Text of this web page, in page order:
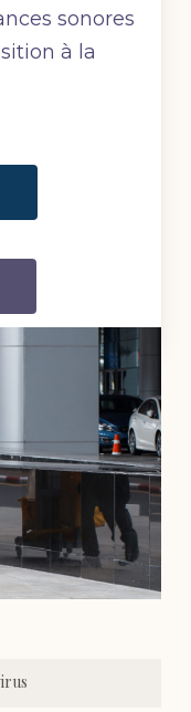
sonores
à la